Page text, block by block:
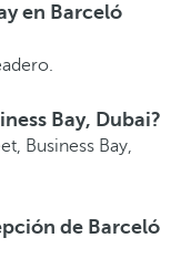
en Barceló
Bay, Dubai?
Business Bay,
de Barceló